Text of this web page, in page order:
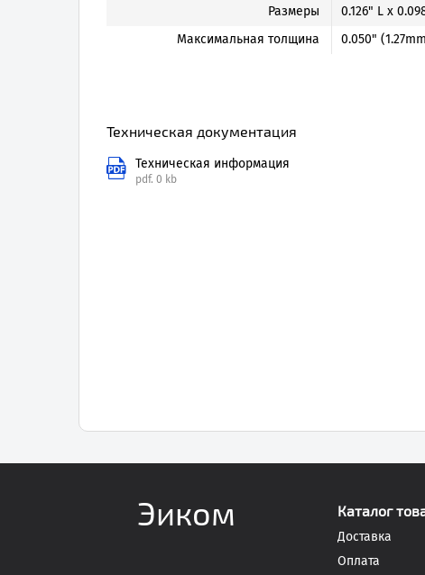
Размеры
0.126" L x
Максимальная толщина
0.050"
Техническая документация
Техническая информация
pdf. 0 kb
Эиком Каталог
Доставка
Оплата